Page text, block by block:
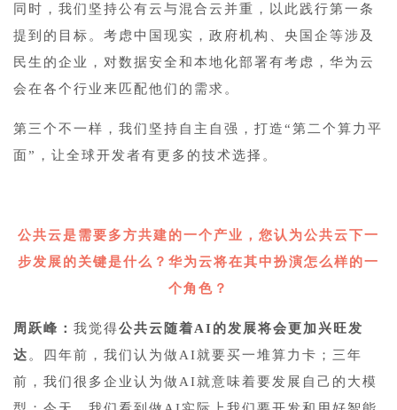
同时，我们坚持公有云与混合云并重，以此践行第一条
提到的目标。考虑中国现实，政府机构、央国企等涉及
民生的企业，对数据安全和本地化部署有考虑，华为云
会在各个行业来匹配他们的需求。
第三个不一样，我们坚持自主自强，打造“第二个算力平
面”，让全球开发者有更多的技术选择。
公共云是需要多方共建的一个产业，您认为公共云下一
步发展的关键是什么？华为云将在其中扮演怎么样的一
个角色？
周跃峰： 我觉得公共云随着AI的发展将会更加兴旺发
达 。四年前，我们认为做AI就要买一堆算力卡；三年
前，我们很多企业认为做AI就意味着要发展自己的大模